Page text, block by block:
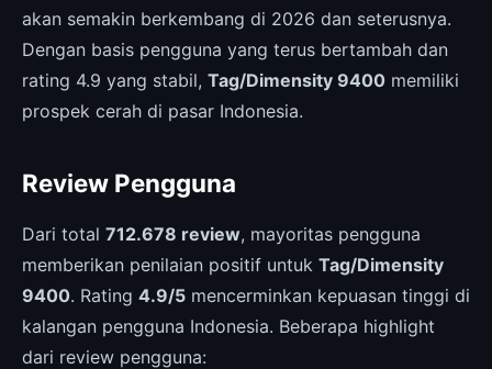
akan semakin berkembang di 2026 dan seterusnya.
Dengan basis pengguna yang terus bertambah dan
rating 4.9 yang stabil, Tag/Dimensity 9400 memiliki
prospek cerah di pasar Indonesia.
Review Pengguna
Dari total 712.678 review, mayoritas pengguna
memberikan penilaian positif untuk Tag/Dimensity
9400. Rating 4.9/5 mencerminkan kepuasan tinggi di
kalangan pengguna Indonesia. Beberapa highlight
dari review pengguna: